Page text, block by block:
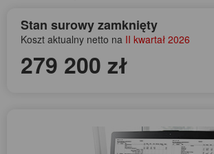
Stan surowy zamknięty
Koszt aktualny netto na II kwartał 2026
279 200 zł